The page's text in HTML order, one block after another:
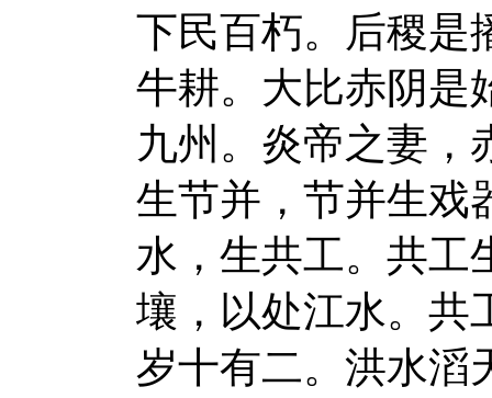
下民百朽。后稷是
牛耕。大比赤阴是
九州。炎帝之妻，
生节并，节并生戏
水，生共工。共工
壤，以处江水。共
岁十有二。洪水滔